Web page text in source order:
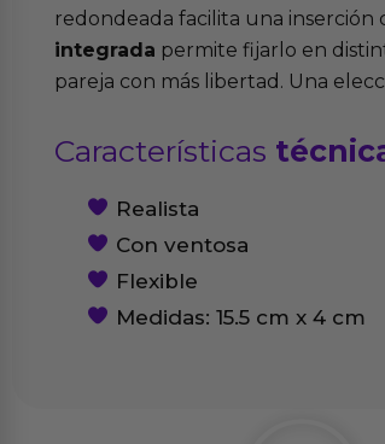
redondeada facilita una inserción
integrada permite fijarlo en
pareja con más libertad. Una
Características
Realista
Con ventosa
Flexible
Medidas: 15.5 cm x 4 cm